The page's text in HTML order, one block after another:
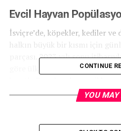
Evcil Hayvan
İsviçre’de, köpekler, kediler ve
halkın büyük bir kısmı için
parçası. 2023 yılı sonu
göre ülkede yaklaşık 553.394
kadar yaygın olduğunu
CONTINUE
YOU